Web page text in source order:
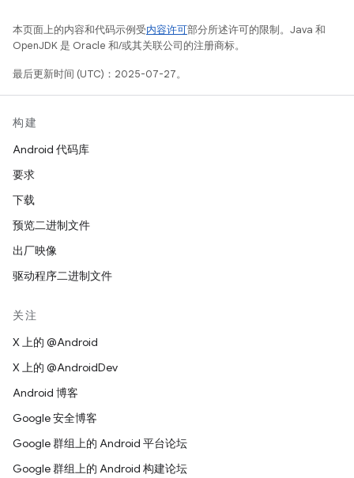
本页面上的内容和代码示例受内容许可部分所述许可的限制。Java 和
OpenJDK 是 Oracle 和/或其关联公司的注册商标。
最后更新时间 (UTC)：2025-07-27。
构建
Android 代码库
要求
下载
预览二进制文件
出厂映像
驱动程序二进制文件
关注
X 上的 @Android
X 上的 @AndroidDev
Android 博客
Google 安全博客
Google 群组上的 Android 平台论坛
Google 群组上的 Android 构建论坛